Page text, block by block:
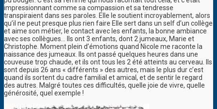
impressionnant comme sa compassion et sa tendresse
transpiraient dans ses paroles. Elle le soutient incroyablement, alors
qu’il ne peut presque plus rien faire Elle sert dans un self d’un collège
et aime son métier, le contact avec les enfants, la bonne ambiance
avec ses collègues… Ils ont 3 enfants, dont 2 jumeaux, Marie et
Christophe. Moment plein d’émotions quand Nicole me raconte la
naissance des jumeaux. Ils ont passé quelques heures dans une
couveuse trop chaude, et ils ont tous les 2 été atteints au cerveau. Ils
sont depuis 26 ans « différents » des autres, mais le plus dur c’est
quand ils sortent du cadre familial et amical, et de sentir le regard
des autres. Malgré toutes ces difficultés, quelle joie de vivre, quelle
générosité, quel exemple !